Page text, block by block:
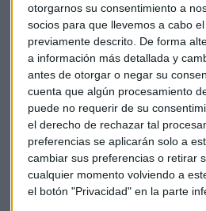
otorgarnos su consentimiento a
socios para que llevemos a cabo
previamente descrito. De forma
a información más detallada y
antes de otorgar o negar su
cuenta que algún procesamiento
puede no requerir de su
el derecho de rechazar tal
preferencias se aplicarán solo a
cambiar sus preferencias o retirar
cualquier momento volviendo a
el botón "Privacidad" en la parte
Excelencia en Inteligencia
Learning: Foqum
Excelencia en Movilidad
Clarios (Varta)
Excelencia Inmobiliaria:
Excelencia en la
Urbanitae
Excelencia en Innovación en
Internacional
Excelencia como Mejor